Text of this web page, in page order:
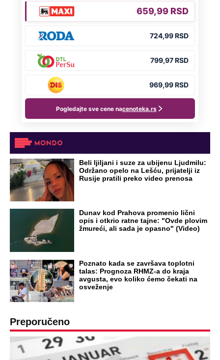
Beli ljiljani i suze za ubijenu Ljudmilu:
Održano opelo na Lešću, prijatelji iz
Rusije pratili preko video prenosa
Dunav kod Prahova promenio lični
opis i otkrio ratne tajne: "Ovde plovim
žmureći, ali sada je opasno" (Video)
Poznato kada se završava toplotni
talas: Prognoza RHMZ-a do kraja
avgusta, evo koliko ćemo čekati na
osveženje
Preporučeno